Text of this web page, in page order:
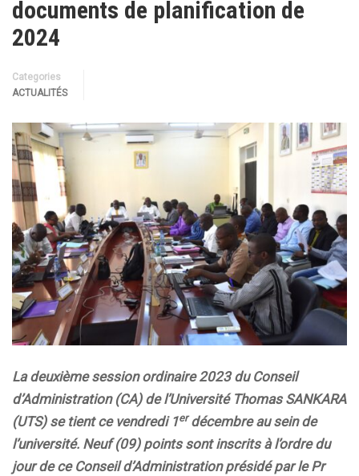
documents de planification de
2024
Categories
ACTUALITÉS
Ladeuxièmesession ordinaire 2023du Conseil
d’Administration (CA) de l’Université Thomas SANKARA
(UTS) se tientce vendredi 1erdécembreau sein de
l’université. Neuf (09) points sont inscrits à l’ordre du
jour de ce Conseil d’Administration présidé par le Pr